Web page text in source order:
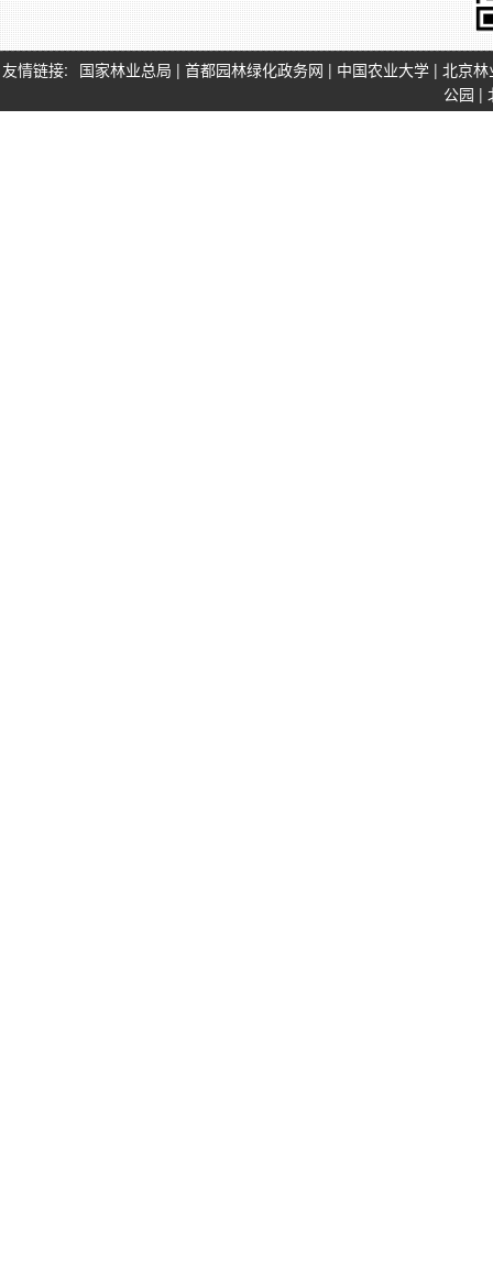
友情链接: 国家林业总局 | 首都园林绿化政务网 | 中国农业大学 | 北京
公园 |